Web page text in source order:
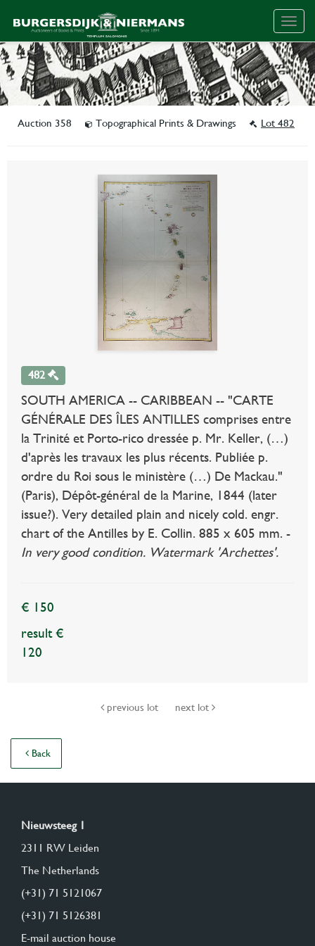
Auction 358 Topographical Prints & Drawings Lot 482
482
SOUTH AMERICA -- CARIBBEAN -- "CARTE
GÉNÉRALE DES ÎLES ANTILLES comprises entre
la Trinité et Porto-rico dressée p. Mr. Keller, (…)
d'après les travaux les plus récents. Publiée p.
ordre du Roi sous le ministère (…) De Mackau."
(Paris), Dépôt-général de la Marine, 1844 (later
issue?). Very detailed plain and nicely cold. engr.
chart of the Antilles by E. Collin. 885 x 605 mm. -
In very good condition. Watermark 'Archettes'.
€ 150
result €
120
previous lot next lot
Back
Nieuwsteeg 1
2311 RW Leiden
The Netherlands
(+31) 71 5121067
(+31) 71 5126381
E-mail auction house